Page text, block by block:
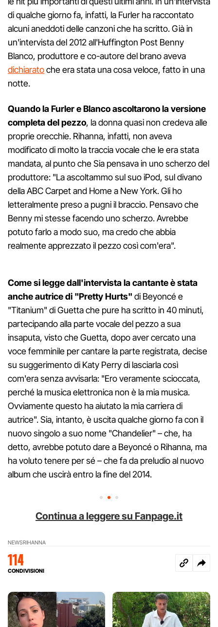
di qualche giorno fa, infatti, la Furler ha raccontato
alcuni aneddoti delle canzoni che ha scritto. Già in
un'intervista del 2012 all'Huffington Post Benny
Blanco, produttore e co-autore del brano aveva
dichiaratoche era stata una cosa veloce, fatto in una
notte.
Quando la Furler e Blanco ascoltarono la versione
completa del pezzo, la donna quasi non credeva alle
proprie orecchie. Rihanna, infatti, non aveva
modificato di molto la traccia vocale che le era stata
mandata, al punto che Sia pensava in uno scherzo del
produttore: "La ascoltammo sul suo iPod, sul divano
della ABC Carpet and Home a New York. Gli ho
letteralmente preso a pugni il braccio. Pensavo che
Benny mi stesse facendo uno scherzo. Avrebbe
potuto farlo a modo suo, ma credo che abbia
realmente apprezzato il pezzo così com'era".
Come si legge dall'intervista la cantante è stata
anche autrice di "Pretty Hurts" di Beyoncé e
"Titanium" di Guetta che pure ha scritto in 40 minuti,
partecipando alla parte vocale del pezzo a sua
insaputa, visto che Guetta, dopo aver cercato una
voce femminile per cantare la parte registrata, decise
su suggerimento di Katy Perry di lasciarla così
com'era senza avvisarla: "Ero veramente scioccata,
perché la musica elettronica non è la mia musica.
Ovviamente questo ha aiutato la mia carriera di
autrice". Sia, intanto, è uscita qualche giorno fa con il
nuovo singolo a suo nome "Chandelier" – che, ha
detto, avrebbe potuto dare a Beyoncé o Rihanna, ma
ha voluto tenere per sé – che fa da preludio al nuovo
album che uscirà entro la fine del 2014.
Continua a leggere su Fanpage.it
NEWSRIHANNA
114
CONDIVISIONI